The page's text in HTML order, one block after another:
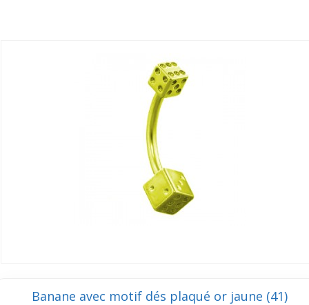
Banane avec motif dés plaqué or jaune (41)